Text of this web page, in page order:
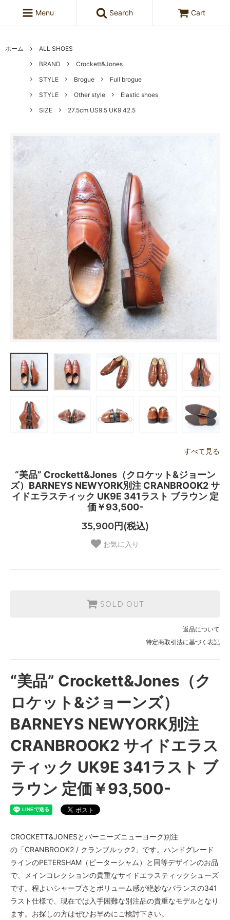
Menu Search Cart
ホーム
ALL SHOES
BRAND
Crockett&Jones
STYLE
Brogue
Full brogue
STYLE
Other style
Elastic shoes
SIZE
27.5cm US9.5 UK9 42.5
すべて見る
“美品” Crockett&Jones（クロケット&ジョーン
ズ）BARNEYS NEWYORK別注 CRANBROOK2 サ
イドエラスティック UK9E 341ラスト ブラウン 定
価￥93,500-
35,900円(税込)
お気に入り
SOLD OUT
返品について
特定商取引法に基づく表記
“美品” Crockett&Jones（ク
ロケット&ジョーンズ）
BARNEYS NEWYORK別注
CRANBROOK2 サイドエラス
ティック UK9E 341ラスト ブ
ラウン 定価￥93,500-
CROCKETT&JONESとバーニーズニューヨーク別注
の「CRANBROOK2 / クランブルック2」です。ハンドグレード
ラインのPETERSHAM（ピーターシャム）と同等デザインのお品
で、メインコレクションの貴重なサイドエラスティックシューズ
です。程よいシャープさとボリューム感が絶妙なバランスの341
ラスト仕様で、現在では入手困難な別注品の貴重なモデルとなり
ます。お探しの方はぜひお早めにご検討下さい。